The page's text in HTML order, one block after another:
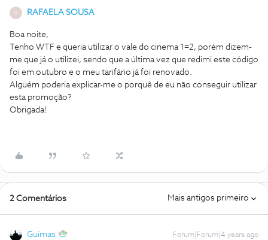
R RAFAELA SOUSA
Boa noite,
Tenho WTF e queria utilizar o vale do cinema 1=2, porém dizem-
me que já o utilizei, sendo que a última vez que redimi este código
foi em outubro e o meu tarifário já foi renovado.
Alguém poderia explicar-me o porquê de eu não conseguir utilizar
esta promoção?
Obrigada!
2 Comentários Mais antigos primeiro
Guimas Forum|Forum|4 years ago